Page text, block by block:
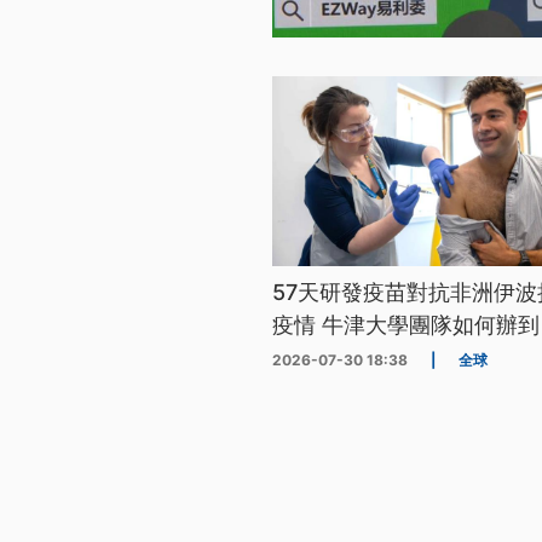
57天研發疫苗對抗非洲伊
疫情 牛津大學團隊如何辦
2026-07-30 18:38 全球